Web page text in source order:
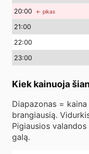
20:00 ← pikas
21:00
22:00
23:00
Kiek kainuoja
Diapazonas =
brangiausią.
Pigiausios
galą.